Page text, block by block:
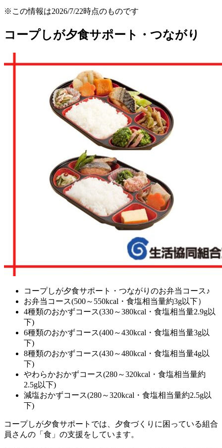
※この情報は2026/7/22時点のものです
コープしが夕食サポート・つながり
コープしが夕食サポート・つながりのお弁当コース♪
お弁当コース(500～550kcal・食塩相当量約3g以下）
4種類のおかずコース(330～380kcal・食塩相当量2.9g以
下)
6種類のおかずコース(400～430kcal・食塩相当量3g以
下)
8種類のおかずコース(430～480kcal・食塩相当量4g以
下)
やわらかおかずコース(280～320kcal・食塩相当量約
2.5g以下)
減塩おかずコース(280～320kcal・食塩相当量約2.5g以
下)
コープしが夕食サポートでは、夕食づくりに困っている組合
員さんの「食」の支援をしています。